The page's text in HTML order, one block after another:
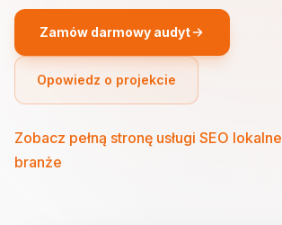
Zamów darmowy audyt
Opowiedz o projekcie
Zobacz pełną stronę usługi SEO lokalne
branże